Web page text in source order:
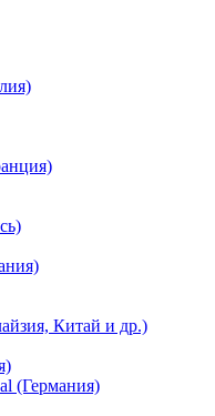
Китай и др.)
(Германия)